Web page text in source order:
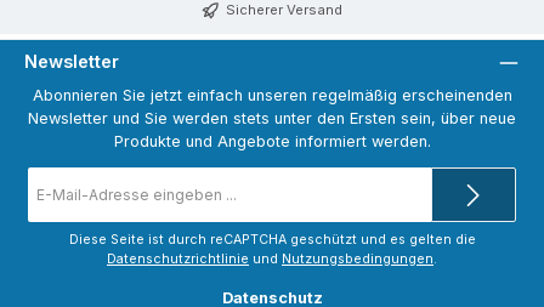
Sicherer Versand
Newsletter
Abonnieren Sie jetzt einfach unseren regelmäßig erscheinenden
Newsletter und Sie werden stets unter den Ersten sein, über neue
Produkte und Angebote informiert werden.
Mail-
Adresse
Diese Seite ist durch reCAPTCHA geschützt und es gelten die
Datenschutzrichtlinie und Nutzungsbedingungen.
Datenschutz